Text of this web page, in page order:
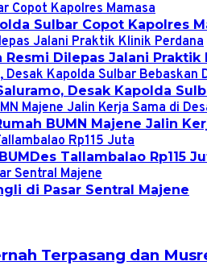
Sulbar Copot Kapolres
Dilepas Jalani Praktik
Desak Kapolda
BUMN Majene Jalin
Tallambalao Rp115
di Pasar Sentral Majene
Terpasang dan